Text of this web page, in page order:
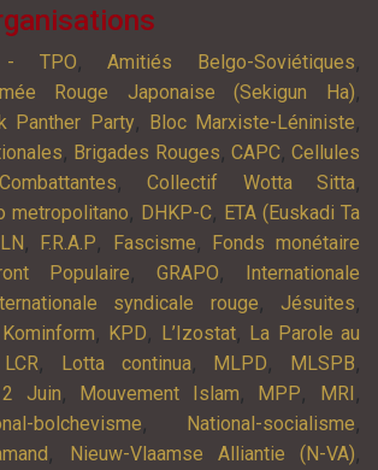
- TPO,Amitiés Belgo-Soviétiques,
Rouge Japonaise (Sekigun Ha),
Panther Party, Bloc Marxiste-Léniniste,
, Brigades Rouges, CAPC,Cellules
, Collectif Wotta Sitta,
metropolitano, DHKP-C, ETA (Euskadi Ta
, F.R.A.P, Fascisme,
Fonds monétaire
Populaire, GRAPO,
Internationale
syndicale rouge, Jésuites,
Kominform, KPD, L’Izostat, La Parole au
LCR, Lotta continua, MLPD, MLSPB,
Juin, Mouvement Islam, MPP, MRI ,
bolchevisme, National-socialisme,
, Nieuw-Vlaamse Alliantie (N-VA),